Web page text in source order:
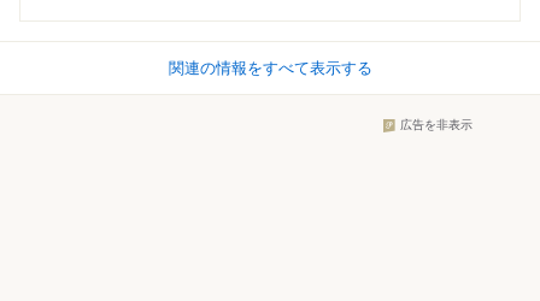
関連の情報をすべて表示する
広告を非表示